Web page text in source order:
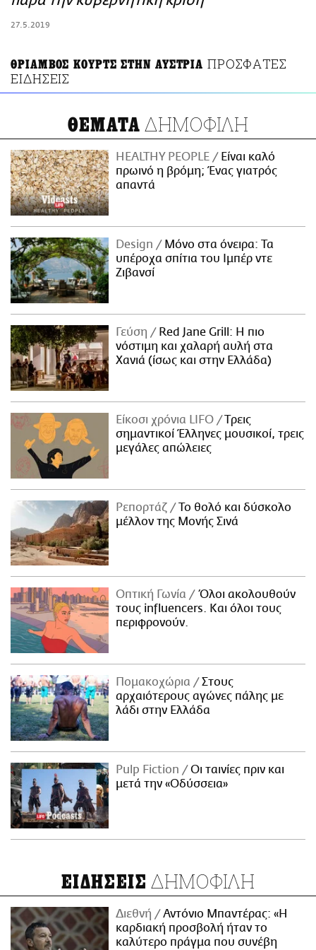
27.5.2019
ΘΡΙΑΜΒΟΣ ΚΟΥΡΤΣ ΣΤΗΝ ΑΥΣΤΡΙΑ ΠΡΟΣΦΑΤΕΣ
ΕΙΔΗΣΕΙΣ
ΘΕΜΑΤΑ ΔΗΜΟΦΙΛΗ
HEALTHY PEOPLE
Είναι καλό
πρωινό η βρόμη; Ένας γιατρός
απαντά
Design
Μόνο στα όνειρα: Τα
υπέροχα σπίτια του Ιμπέρ ντε
Ζιβανσί
Γεύση
Red Jane Grill: Η πιο
νόστιμη και χαλαρή αυλή στα
Χανιά (ίσως και στην Ελλάδα)
Είκοσι χρόνια LIFO
Tρεις
σημαντικοί Έλληνες μουσικοί, τρεις
μεγάλες απώλειες
Ρεπορτάζ
Το θολό και δύσκολο
μέλλον της Μονής Σινά
Οπτική Γωνία
Όλοι ακολουθούν
τους influencers. Και όλοι τους
περιφρονούν.
Πομακοχώρια
Στους
αρχαιότερους αγώνες πάλης με
λάδι στην Ελλάδα
Pulp Fiction
Οι ταινίες πριν και
μετά την «Οδύσσεια»
ΕΙΔΗΣΕΙΣ ΔΗΜΟΦΙΛΗ
Διεθνή
Αντόνιο Μπαντέρας: «Η
καρδιακή προσβολή ήταν το
καλύτερο πράγμα που συνέβη